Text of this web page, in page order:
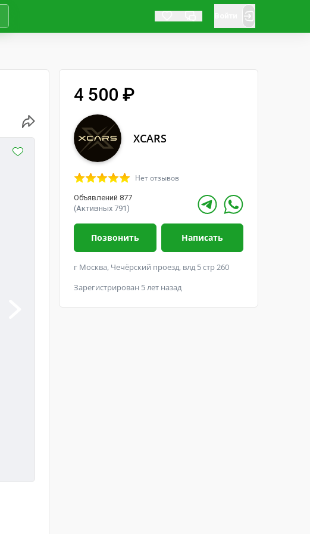
4 500 ₽
XCARS
Нет отзывов
Объявлений 877
(Активных 791)
Позвонить Написать
г Москва, Чечёрский проезд, влд 5 стр 260
Зарегистрирован 5 лет назад